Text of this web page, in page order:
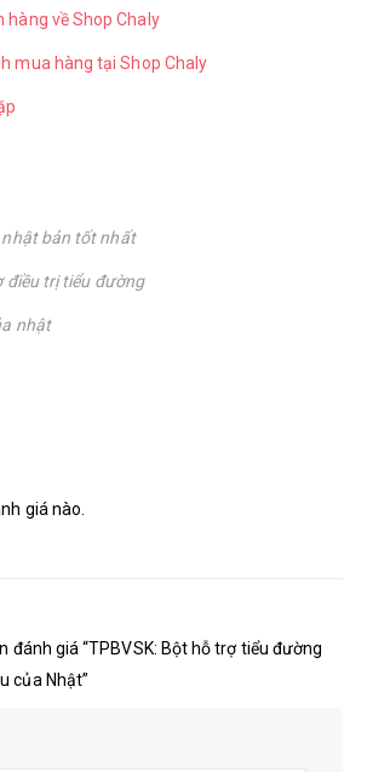
hàng về Shop Chaly
mua hàng tại Shop Chaly
bản tốt nhất
điều trị tiểu đường
nhật
giá nào.
đánh giá “TPBVSK: Bột hỗ trợ tiểu đường
của Nhật”